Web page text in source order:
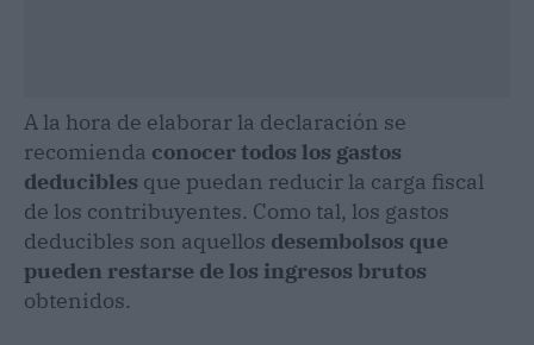
A la hora de elaborar la declaración se
recomienda conocer todos los gastos
deducibles que puedan reducir la carga fiscal
de los contribuyentes. Como tal, los gastos
deducibles son aquellos desembolsos que
pueden restarse de los ingresos brutos
obtenidos.